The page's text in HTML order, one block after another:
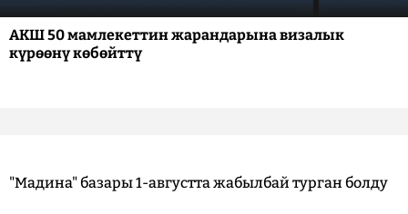
АКШ 50 мамлекеттин жарандарына визалык
күрөөнү көбөйттү
"Мадина" базары 1-августта жабылбай турган болду